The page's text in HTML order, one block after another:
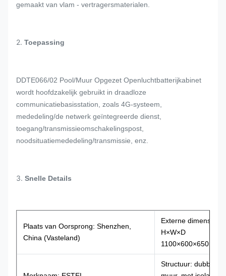
gemaakt van vlam - vertragersmaterialen.
2. Toepassing
DDTE066/02 Pool/Muur Opgezet Openluchtbatterijkabinet
wordt hoofdzakelijk gebruikt in draadloze
communicatiebasisstation, zoals 4G-systeem,
mededeling/de netwerk geïntegreerde dienst,
toegang/transmissieomschakelingspost,
noodsituatiemededeling/transmissie, enz.
3. Snelle Details
Plaats van Oorsprong: Shenzhen,
China (Vasteland)
Externe dimensie:
H×W×D
1100×600×650mm
Structuur: dubbele